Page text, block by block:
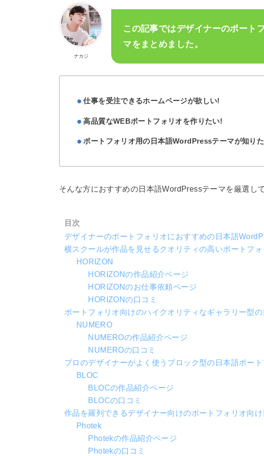
ナカジ
この記事ではデザイナーのポート
マをまとめました。
仕事を受注できるホームページが欲しい!
高品質なWEBポートフォリオを作りたい!
ポートフォリオ用の日本語WordPressテーマが知り
そんな方におすすめの日本語WordPressテーマを厳選し
目次
デザイナーのポートフォリオにおすすめの日本語
横スクールが作品を見せるクオリティの高いポートフ
HORIZON
HORIZONの作品紹介ページ
HORIZONのお仕事依頼ページ
HORIZONの口コミ
ポートフォリオ向けのハイクオリティなギャラリー型
NUMERO
NUMEROの作品紹介ページ
NUMEROの口コミ
プロのデザイナーがよく使うブロック型の日本語ポー
BLOC
BLOCの作品紹介ページ
BLOCの口コミ
作品を羅列できるデザイナー向けのポートフォリオ向
Photek
Photekの作品紹介ページ
Photekの口コミ